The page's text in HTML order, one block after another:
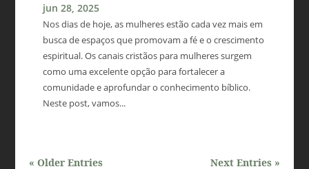
jun 28, 2025
Nos dias de hoje, as mulheres estão cada vez mais em
busca de espaços que promovam a fé e o crescimento
espiritual. Os canais cristãos para mulheres surgem
como uma excelente opção para fortalecer a
comunidade e aprofundar o conhecimento bíblico.
Neste post, vamos...
« Older Entries Next Entries »